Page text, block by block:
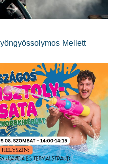
Mellett